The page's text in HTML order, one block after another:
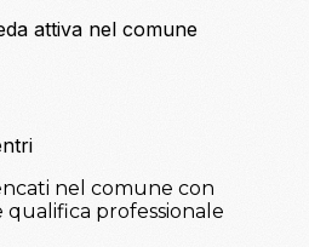
attiva nel comune
nel comune con
professionale